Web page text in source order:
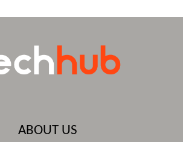
ABOUT US